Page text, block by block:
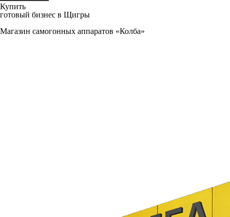
Купить
готовый бизнес в Щигры
Магазин самогонных аппаратов «Колба»